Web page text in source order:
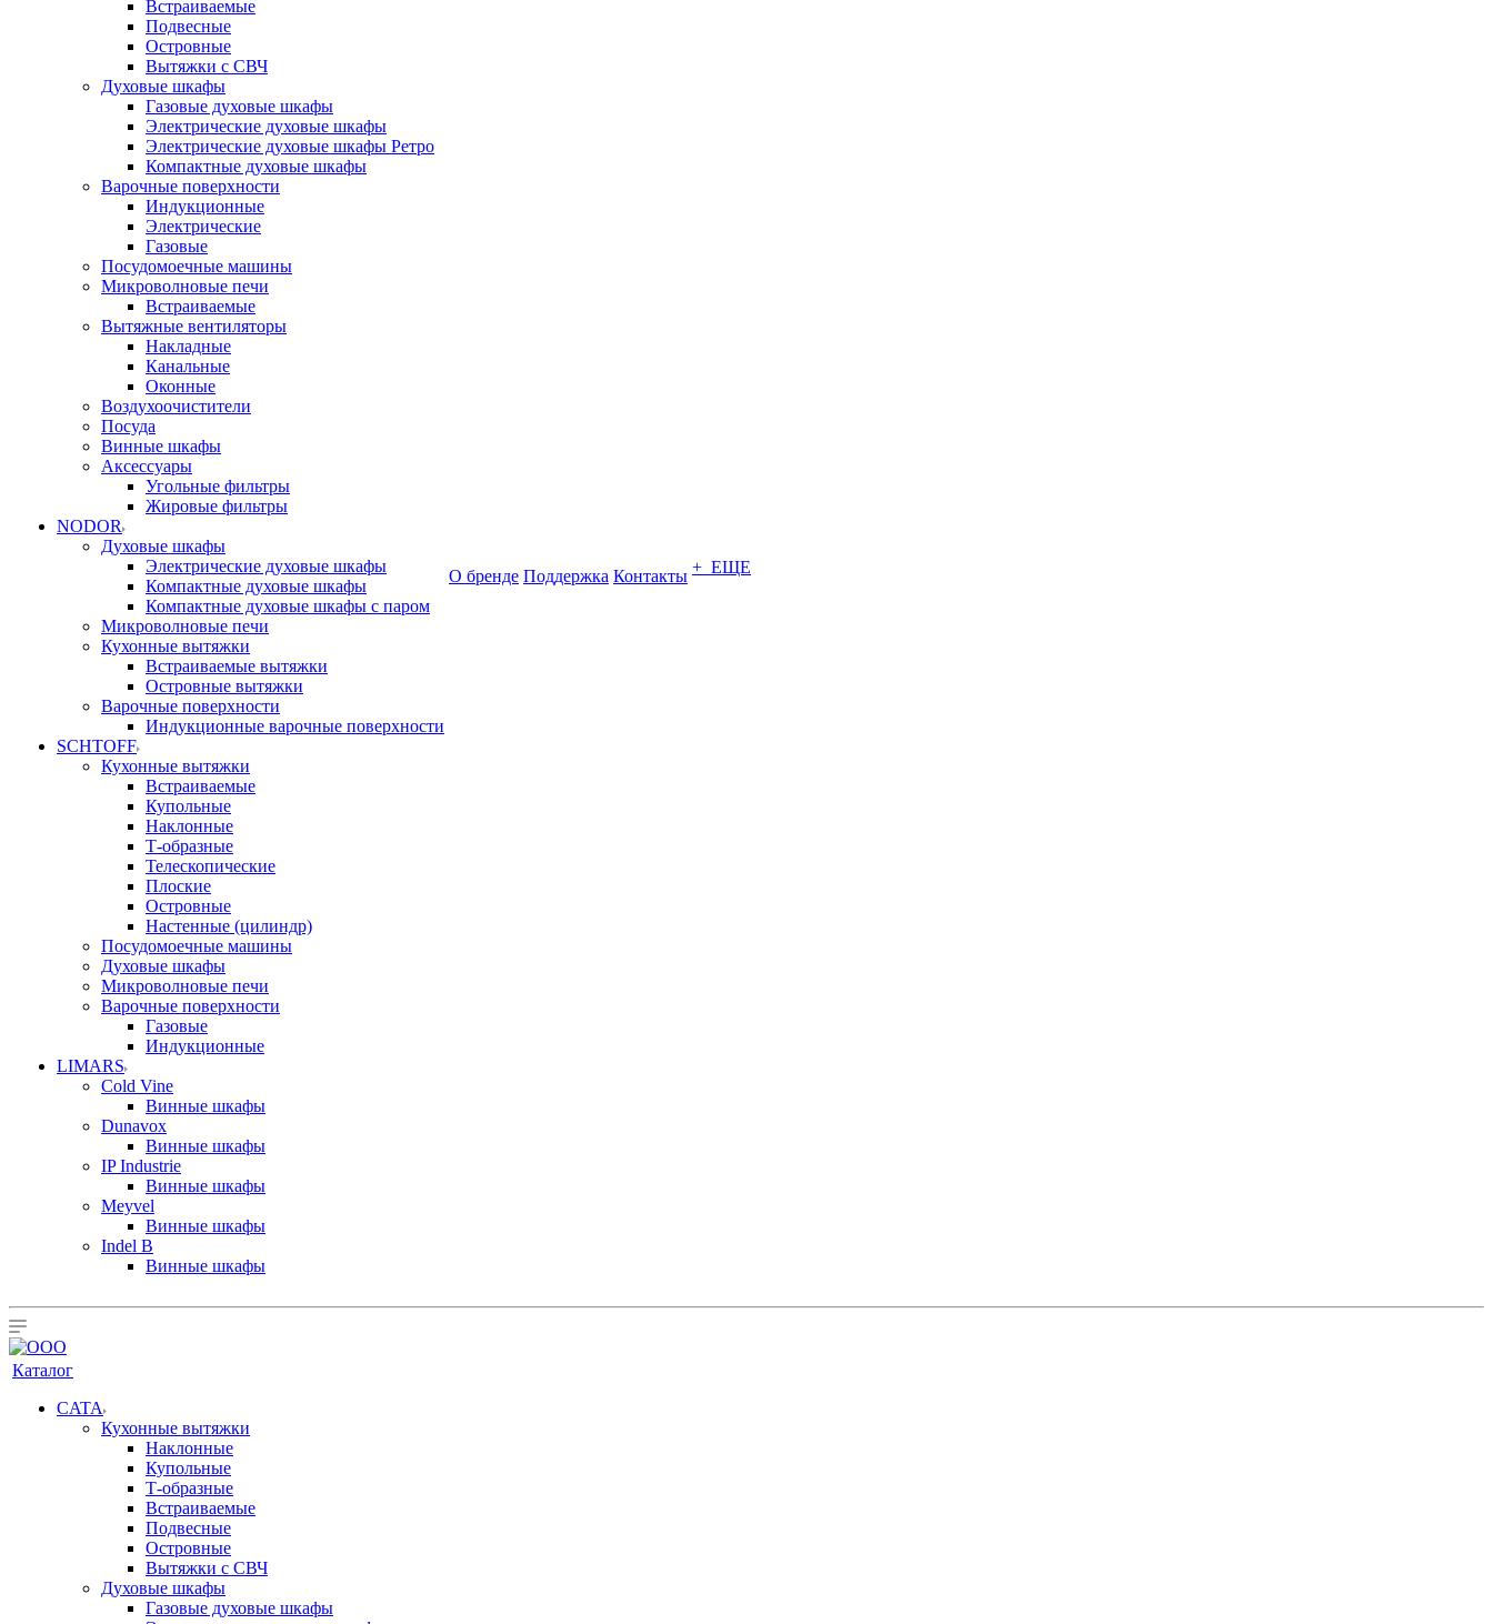
Встраиваемые
Подвесные
Островные
Вытяжки с СВЧ
Духовые шкафы
Газовые духовые шкафы
Электрические духовые шкафы
Электрические духовые шкафы Ретро
Компактные духовые шкафы
Варочные поверхности
Индукционные
Электрические
Газовые
Посудомоечные машины
Микроволновые печи
Встраиваемые
Вытяжные вентиляторы
Накладные
Канальные
Оконные
Воздухоочистители
Посуда
Винные шкафы
Аксессуары
Угольные фильтры
Жировые фильтры
NODOR
Духовые шкафы
Электрические духовые шкафы
Компактные духовые шкафы
Компактные духовые шкафы с паром
Микроволновые печи
Кухонные вытяжки
Встраиваемые вытяжки
Островные вытяжки
Варочные поверхности
Индукционные варочные поверхности
SCHTOFF
Кухонные вытяжки
Встраиваемые
Купольные
Наклонные
Т-образные
Телескопические
Плоские
Островные
Настенные (цилиндр)
Посудомоечные машины
Духовые шкафы
Микроволновые печи
Варочные поверхности
Газовые
Индукционные
LIMARS
Cold Vine
Винные шкафы
Dunavox
Винные шкафы
IP Industrie
Винные шкафы
Meyvel
Винные шкафы
Indel B
Винные шкафы
О бренде Поддержка Контакты + ЕЩЕ
Каталог
CATA
Кухонные вытяжки
Наклонные
Купольные
Т-образные
Встраиваемые
Подвесные
Островные
Вытяжки с СВЧ
Духовые шкафы
Газовые духовые шкафы